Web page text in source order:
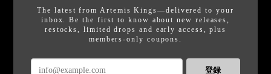
The latest from Artemis Kings—delivered to your
inbox. Be the first to know about new releases,
restocks, limited drops and early access, plus
members-only coupons.
登録